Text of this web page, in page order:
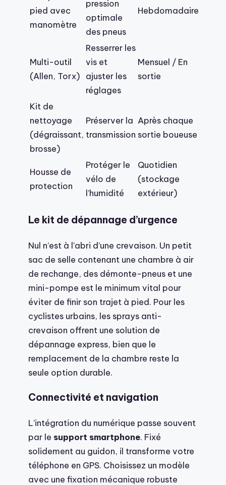
pied avec
manomètre
pression
optimale
des pneus
Hebdomadaire
Multi-outil
(Allen, Torx)
Resserrer les
vis et
ajuster les
réglages
Mensuel / En
sortie
Kit de
nettoyage
(dégraissant,
brosse)
Préserver la
transmission
Après chaque
sortie boueuse
Housse de
protection
Protéger le
vélo de
l’humidité
Quotidien
(stockage
extérieur)
Le kit de dépannage d’urgence
Nul n’est à l’abri d’une crevaison. Un petit
sac de selle contenant une chambre à air
de rechange, des démonte-pneus et une
mini-pompe est le minimum vital pour
éviter de finir son trajet à pied. Pour les
cyclistes urbains, les sprays anti-
crevaison offrent une solution de
dépannage express, bien que le
remplacement de la chambre reste la
seule option durable.
Connectivité et navigation
L’intégration du numérique passe souvent
par le support smartphone. Fixé
solidement au guidon, il transforme votre
téléphone en GPS. Choisissez un modèle
avec une fixation mécanique robuste